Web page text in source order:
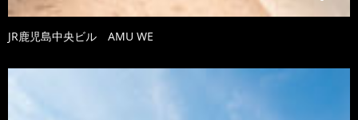
JR鹿児島中央ビル AMU WE